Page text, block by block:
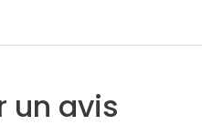
un avis